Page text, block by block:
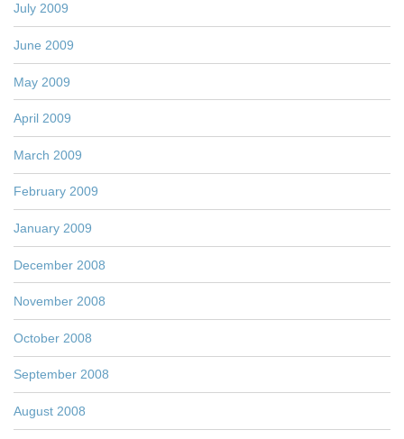
July 2009
June 2009
May 2009
April 2009
March 2009
February 2009
January 2009
December 2008
November 2008
October 2008
September 2008
August 2008